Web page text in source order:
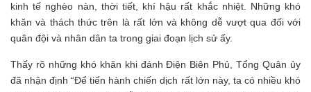
kinh tế nghèo nàn, thời tiết, khí hậu rất khắc nhiệt. Những khó
khăn và thách thức trên là rất lớn và không dễ vượt qua đối với
quân đội và nhân dân ta trong giai đoạn lịch sử ấy.
Thấy rõ những khó khăn khi đánh Điện Biên Phủ, Tổng Quân ủy
đã nhận định “Để tiến hành chiến dịch rất lớn này, ta có nhiều khó